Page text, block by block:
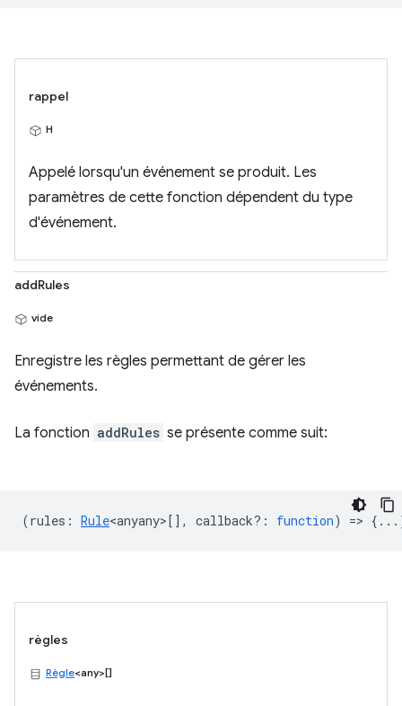
rappel
H
Appelé lorsqu'un événement se produit. Les
paramètres de cette fonction dépendent du type
d'événement.
addRules
vide
Enregistre les règles permettant de gérer les
événements.
La fonction addRules se présente comme suit:
(rules : Rule<anyany> [], callback? : function) =>
règles
Règle<any>[]